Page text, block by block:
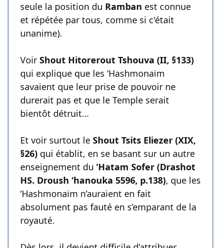
seule la position du Ramban est connue
et répétée par tous, comme si c'était
unanime).
Voir Shout Hitorerout Tshouva (II, §133)
qui explique que les ‘Hashmonaïm
savaient que leur prise de pouvoir ne
durerait pas et que le Temple serait
bientôt détruit…
Et voir surtout le Shout Tsits Eliezer (XIX,
§26) qui établit, en se basant sur un autre
enseignement du ‘Hatam Sofer (Drashot
HS. Droush ‘hanouka 5596, p.138), que les
‘Hashmonaïm n’auraient en fait
absolument pas fauté en s’emparant de la
royauté.